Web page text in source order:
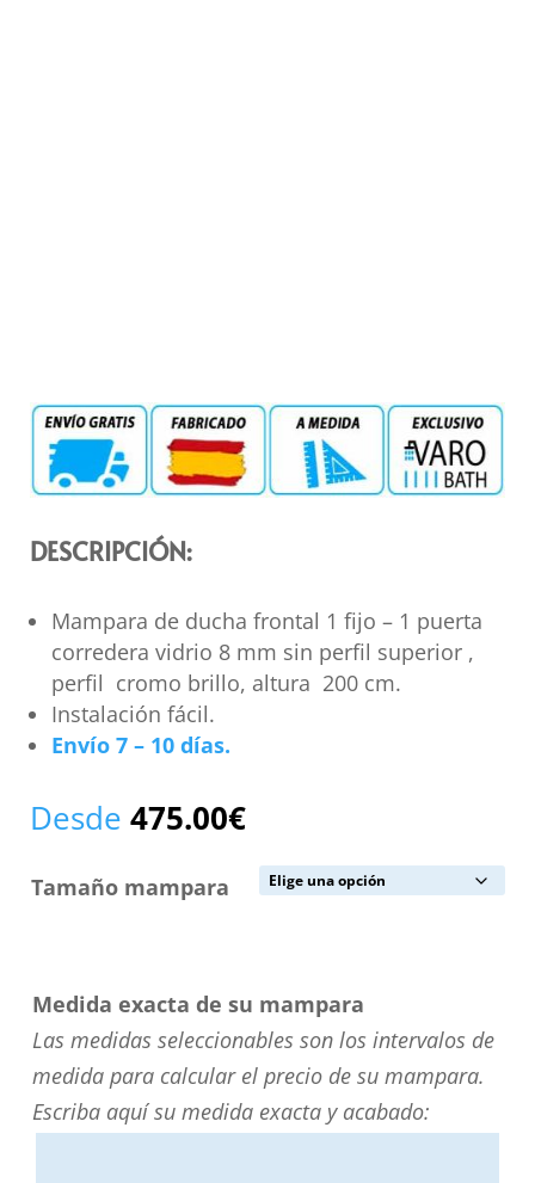
DESCRIPCIÓN:
Mampara de ducha frontal 1 fijo – 1 puerta
corredera vidrio 8 mm sin perfil superior ,
perfil cromo brillo, altura 200 cm.
Instalación fácil.
Envío 7 – 10 días.
Desde 475.00€
Tamaño mampara
Medida exacta de su mampara
Las medidas seleccionables son los intervalos de
medida para calcular el precio de su mampara.
Escriba aquí su medida exacta y acabado: